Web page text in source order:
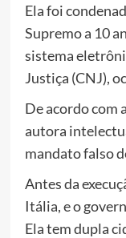
Ela foi
Supremo a 10
sistema
Justiça (CNJ),
De acordo com
autora
mandato falso
Antes da
Itália, e o
Ela tem dupla